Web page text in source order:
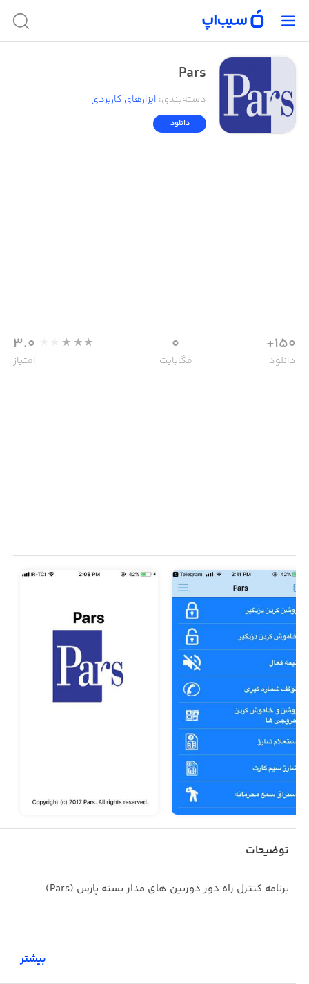
Pars
دسته‌بندی: ابزار‌های کاربردی
دانلود
150+
دانلود
0
مگابایت
3.0
امتیاز
توضیحات
برنامه کنترل راه دور دوربین های مدار بسته پارس (Pars)
بیشتر